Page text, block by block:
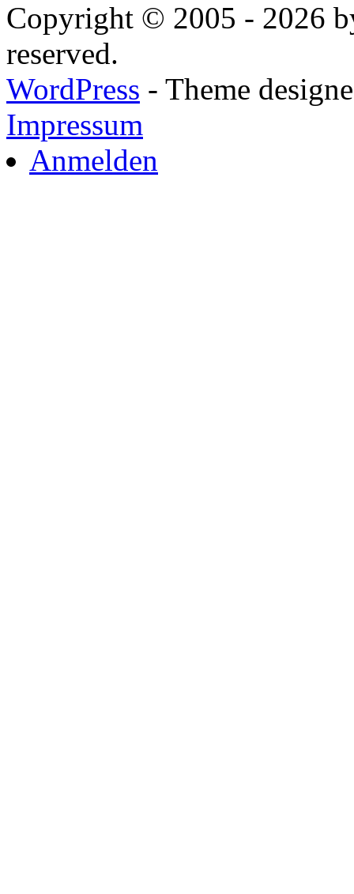
Copyright © 2005 - 2026
reserved.
WordPress - Theme
Impressum
Anmelden